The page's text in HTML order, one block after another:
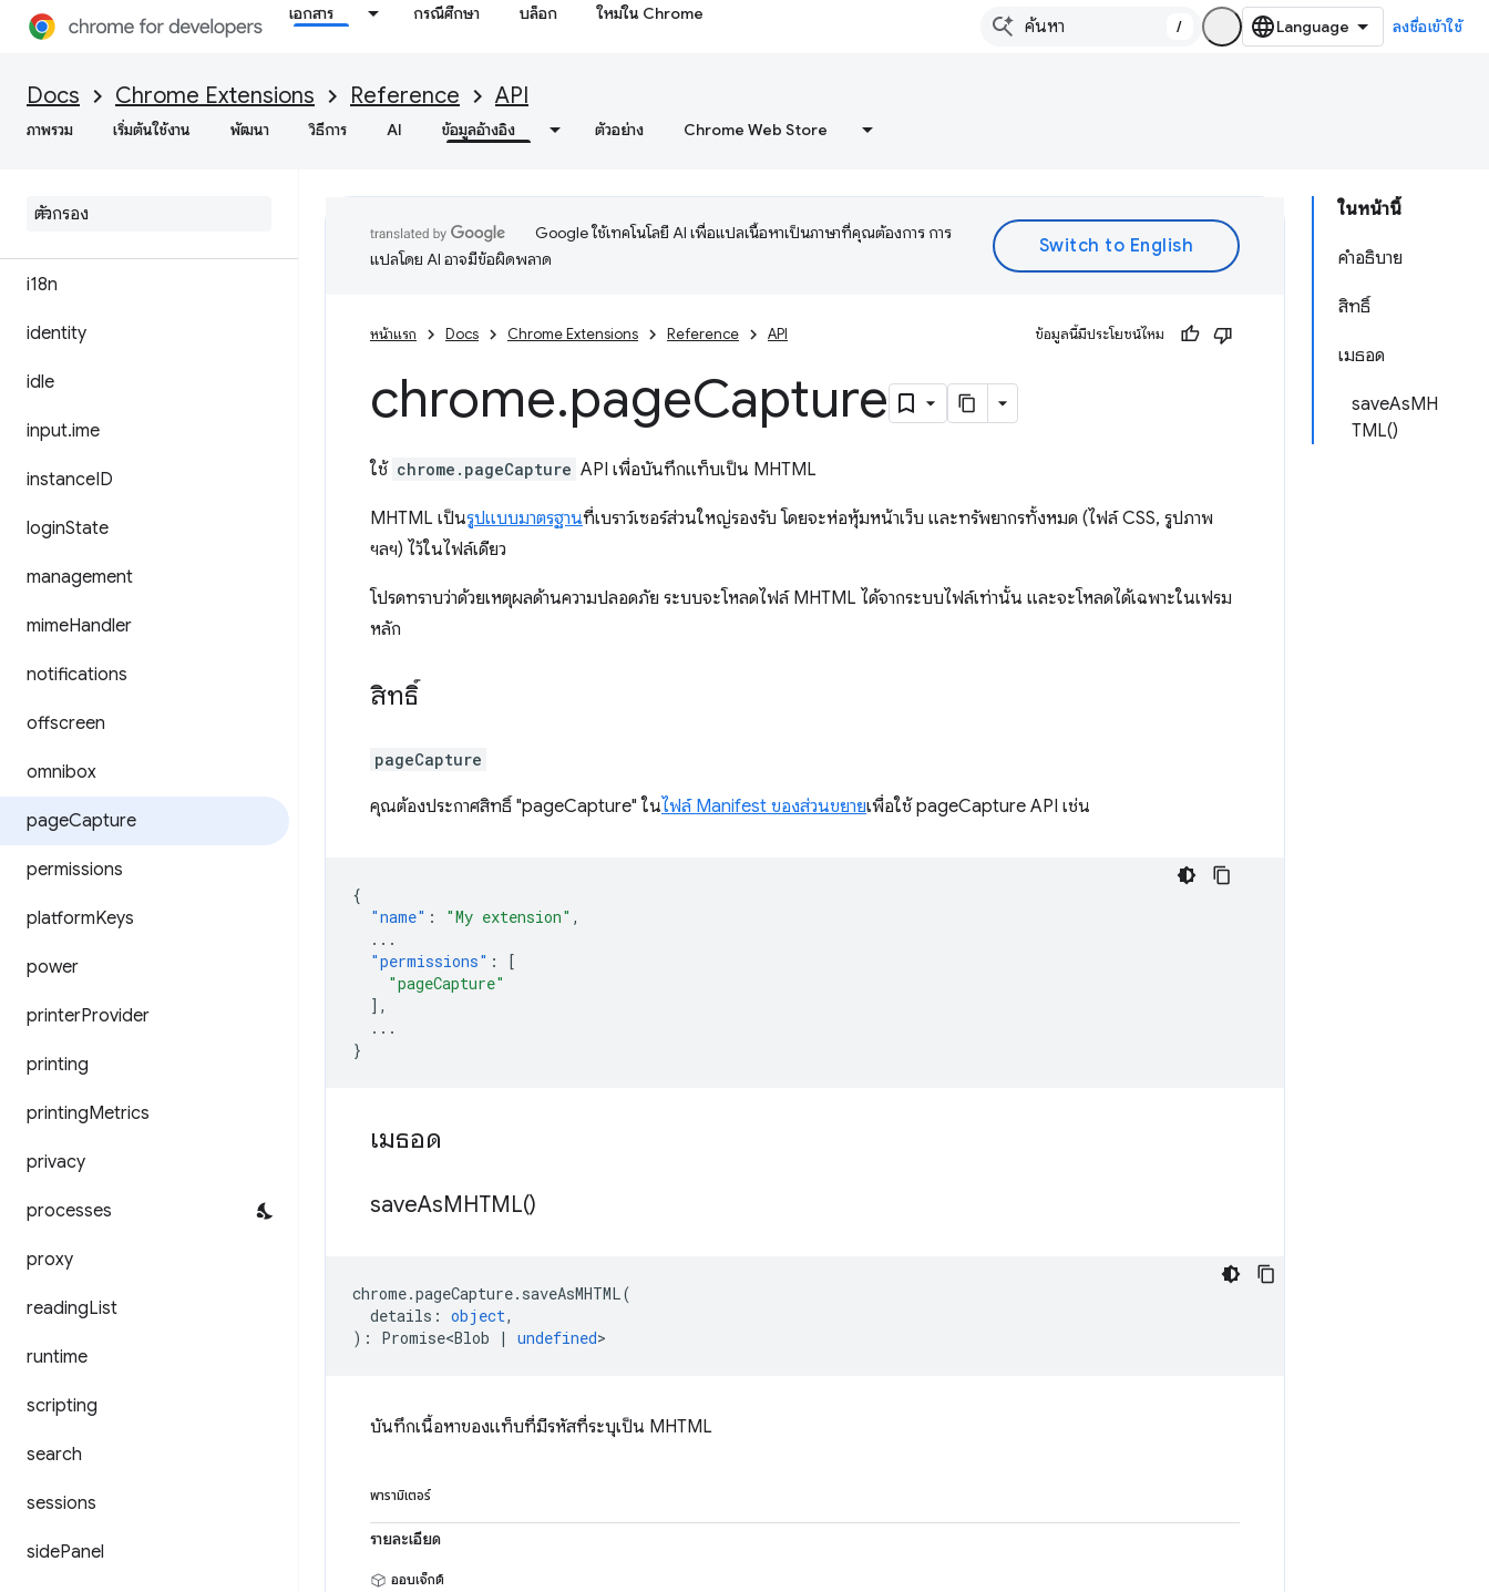
เอกสาร กรณีศึกษา บล็อก ใหม่ใน Chrome
/ ลงชื่อเข้าใช้
Docs Chrome Extensions Reference API
ภาพรวม เริ่มต้นใช้งาน พัฒนา วิธีการ AI ข้อมูลอ้างอิง ตัวอย่าง Chrome Web Store
fileBrowserHandler
fileSystemProvider
fontSettings
i18n
identity
idle
input.ime
instanceID
loginState
management
mimeHandler
notifications
offscreen
omnibox
pageCapture
permissions
platformKeys
power
printerProvider
printing
printingMetrics
privacy
processes
proxy
readingList
runtime
scripting
search
sessions
sidePanel
ในหน้านี้
คำอธิบาย
สิทธิ์
เมธอด
saveAsMH
TML()
Google ใช้เทคโนโลยี AI เพื่อแปลเนื้อหาเป็นภาษาที่คุณต้องการ การ
แปลโดย AI อาจมีข้อผิดพลาด
หน้าแรก Docs Chrome Extensions Reference API ข้อมูลนี้มีประโยชน์ไหม
chrome.pageCapture
ใช้ chrome.pageCapture API เพื่อบันทึกแท็บเป็น MHTML
MHTML เป็นรูปแบบมาตรฐานที่เบราว์เซอร์ส่วนใหญ่รองรับ โดยจะห่อหุ้มหน้าเว็บ และทรัพยากรทั้งหมด (ไฟล์ CSS, รูปภาพ
ฯลฯ) ไว้ในไฟล์เดียว
โปรดทราบว่าด้วยเหตุผลด้านความปลอดภัย ระบบจะโหลดไฟล์ MHTML ได้จากระบบไฟล์เท่านั้น และจะโหลดได้เฉพาะในเฟรม
หลัก
สิทธิ์
pageCapture
คุณต้องประกาศสิทธิ์ "pageCapture" ในไฟล์ Manifest ของส่วนขยายเพื่อใช้ pageCapture API เช่น
{
"name" : "My extension" ,
...
"permissions" :
[
"pageCapture"
],
...
}
เมธอด
saveAsMHTML()
chrome.pageCapture. saveAsMHTML(
details : object,
) : Promise<Blob | undefined>
บันทึกเนื้อหาของแท็บที่มีรหัสที่ระบุเป็น MHTML
พารามิเตอร์
รายละเอียด
ออบเจ็กต์